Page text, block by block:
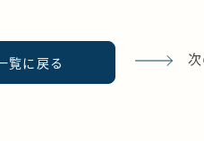
覧に戻る